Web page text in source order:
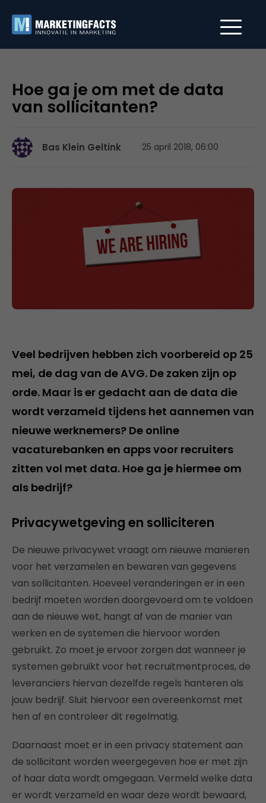
Hoe ga je om met de data
van sollicitanten?
Bas Klein Geltink 25 april 2018, 06:00
Veel bedrijven hebben zich voorbereid op 25
mei, de dag van de AVG. De zaken zijn op
orde. Maar is er gedacht aan de data die
wordt verzameld tijdens het aannemen van
nieuwe werknemers? De online
vacaturebanken en apps voor recruiters
zitten vol met data. Hoe ga je hiermee om
als bedrijf?
Privacywetgeving en solliciteren
De nieuwe privacywet vraagt om nieuwe manieren
voor het verzamelen en bewaren van gegevens
van sollicitanten. Hoeveel veranderingen er in een
bedrijf moeten worden doorgevoerd om te voldoen
aan de nieuwe wet, hangt af van de manier van
werken en de systemen die hiervoor worden
gebruikt. Zo moet je ervoor zorgen dat wanneer je
systemen gebruikt voor het recruitmentproces, de
leveranciers hiervan dezelfde regels hanteren als
jouw bedrijf. Sluit hiervoor een overeenkomst met
hen af en controleer dit regelmatig.
Daarnaast moet er in een privacy statement aan
de sollicitant worden weergegeven hoe er met zijn
of haar data wordt omgegaan. Vermeld welke data
er wordt verzameld en waar deze wordt bewaard,